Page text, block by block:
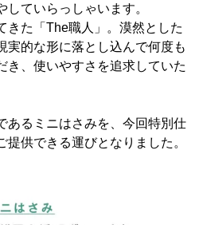
ていらっしゃいます。
きた「The職人」。漠然とした
実的な形に落とし込んで何度も
き、使いやすさを追求していた
あるミニはさみを、今回特別仕
供できる運びとなりました。